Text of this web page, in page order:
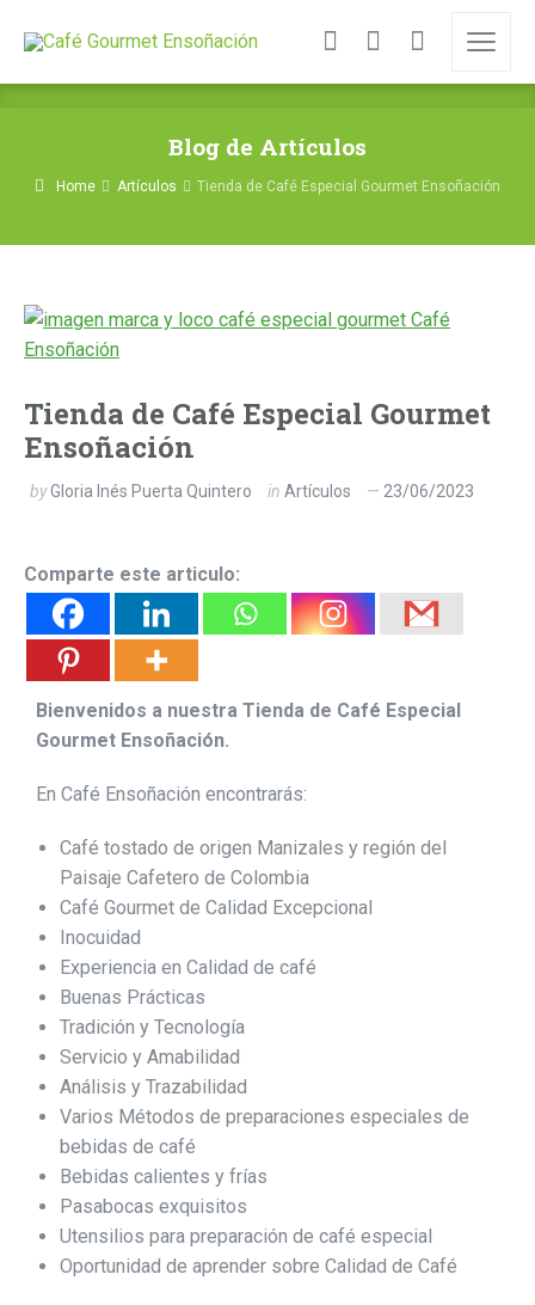
Blog de Artículos
Home Artículos Tienda de Café Especial Gourmet Ensoñación
Tienda de Café Especial Gourmet
Ensoñación
byGloria Inés Puerta Quintero in Artículos 23/06/2023
Comparte este articulo:
Bienvenidos a nuestra Tienda de Café Especial
Gourmet Ensoñación.
En Café Ensoñación encontrarás:
Café tostado de origen Manizales y región del
Paisaje Cafetero de Colombia
Café Gourmet de Calidad Excepcional
Inocuidad
Experiencia en Calidad de café
Buenas Prácticas
Tradición y Tecnología
Servicio y Amabilidad
Análisis y Trazabilidad
Varios Métodos de preparaciones especiales de
bebidas de café
Bebidas calientes y frías
Pasabocas exquisitos
Utensilios para preparación de café especial
Oportunidad de aprender sobre Calidad de Café